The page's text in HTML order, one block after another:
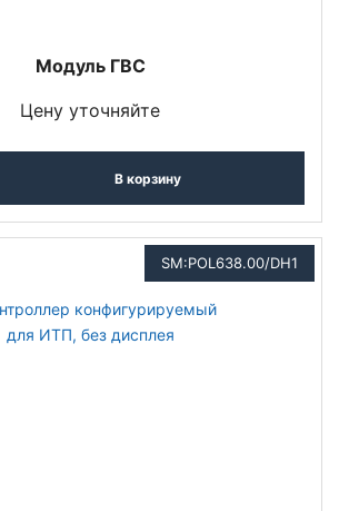
Модуль ГВС
Цену уточняйте
В корзину
SM:POL638.00/DH1